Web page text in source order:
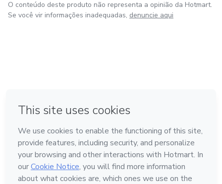
O conteúdo deste produto não representa a opinião da Hotmart.
Se você vir informações inadequadas, denuncie aqui
Feito com ❤ na Cidade do México
Conheça a Hotmart